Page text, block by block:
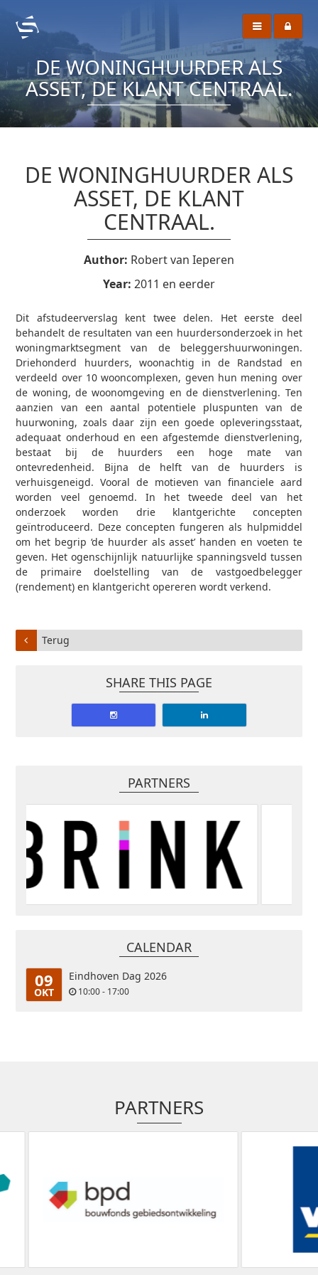
DE WONINGHUURDER ALS
ASSET, DE KLANT CENTRAAL.
DE WONINGHUURDER ALS
ASSET, DE KLANT
CENTRAAL.
Author: Robert van Ieperen
Year: 2011 en eerder
Dit afstudeerverslag kent twee delen. Het eerste deel
behandelt de resultaten van een huurdersonderzoek in het
woningmarktsegment van de beleggershuurwoningen.
Driehonderd huurders, woonachtig in de Randstad en
verdeeld over 10 wooncomplexen, geven hun mening over
de woning, de woonomgeving en de dienstverlening. Ten
aanzien van een aantal potentiele pluspunten van de
huurwoning, zoals daar zijn een goede opleveringsstaat,
adequaat onderhoud en een afgestemde dienstverlening,
bestaat bij de huurders een hoge mate van
ontevredenheid. Bijna de helft van de huurders is
verhuisgeneigd. Vooral de motieven van financiele aard
worden veel genoemd. In het tweede deel van het
onderzoek worden drie klantgerichte concepten
geïntroduceerd. Deze concepten fungeren als hulpmiddel
om het begrip ‘de huurder als asset’ handen en voeten te
geven. Het ogenschijnlijk natuurlijke spanningsveld tussen
de primaire doelstelling van de vastgoedbelegger
(rendement) en klantgericht opereren wordt verkend.
Terug
SHARE THIS PAGE
PARTNERS
CALENDAR
09
OKT
Eindhoven Dag 2026
10:00 - 17:00
PARTNERS